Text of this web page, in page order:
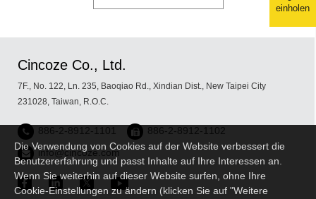
Die Verwendung von Cookies auf der Website verbessert die
Benutzererfahrung und passt Inhalte auf Ihre Interessen an.
Wenn Sie weiterhin auf dieser Website surfen, ohne Ihre
Cookie-Einstellungen zu ändern (klicken Sie auf "Weitere
einholen
Cincoze Co., Ltd.
7F., No. 122, Ln. 235, Baoqiao Rd., Xindian Dist., New Taipei City
231028, Taiwan, R.O.C.
886-2-8912-1101
886-2-8912-1102
info@cincoze.com